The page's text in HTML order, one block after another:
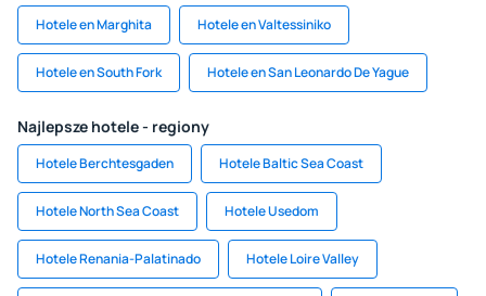
Hotele en Marghita Hotele en Valtessiniko
Hotele en South Fork Hotele en San Leonardo De Yague
Najlepsze hotele - regiony
Hotele Berchtesgaden Hotele Baltic Sea Coast
Hotele North Sea Coast Hotele Usedom
Hotele Renania-Palatinado Hotele Loire Valley